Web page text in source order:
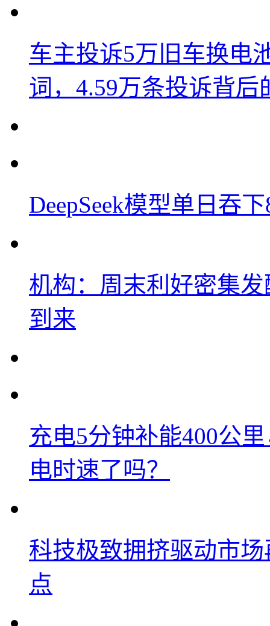
车主投诉5万旧车换电
词，4.59万条投诉背后
DeepSeek模型单日吞
机构：周末利好密集
到来
充电5分钟补能400公
电时速了吗？
科技极致拥挤驱动市
点